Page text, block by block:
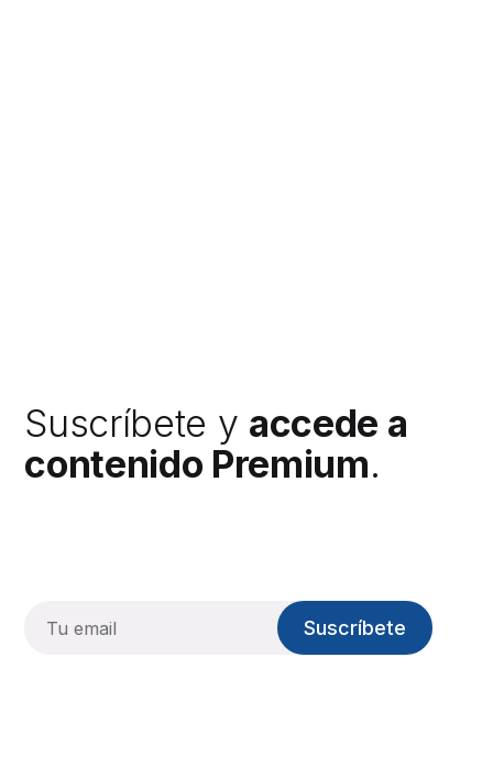
Suscríbete y accede a
contenido Premium.
Suscríbete